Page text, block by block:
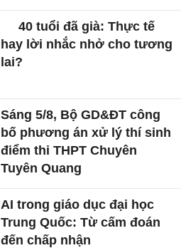
40 tuổi đã già: Thực tế
hay lời nhắc nhở cho tương
lai?
Sáng 5/8, Bộ GD&ĐT công
bố phương án xử lý thí sinh
điểm thi THPT Chuyên
Tuyên Quang
AI trong giáo dục đại học
Trung Quốc: Từ cấm đoán
đến chấp nhận